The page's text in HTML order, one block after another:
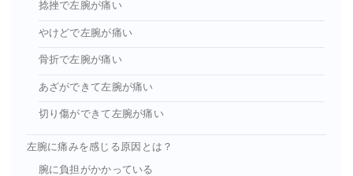
捻挫で左腕が痛い
やけどで左腕が痛い
骨折で左腕が痛い
あざができて左腕が痛い
切り傷ができて左腕が痛い
左腕に痛みを感じる原因とは？
腕に負担がかかっている